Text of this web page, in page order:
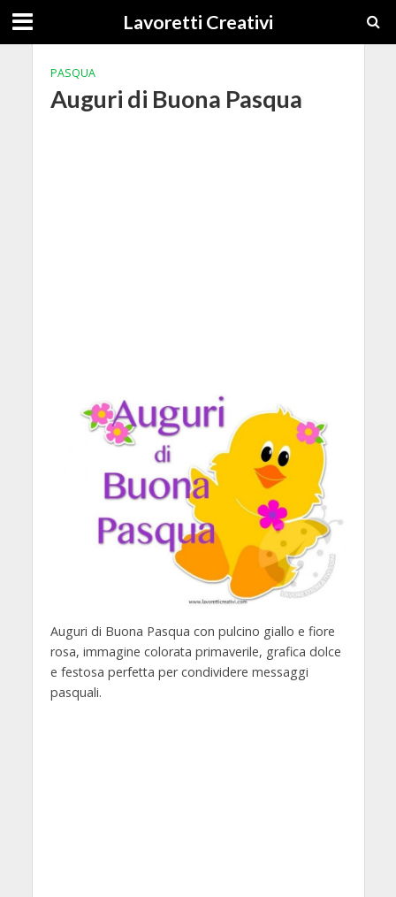
Lavoretti Creativi
PASQUA
Auguri di Buona Pasqua
Auguri di Buona Pasqua con pulcino giallo e fiore
rosa, immagine colorata primaverile, grafica dolce
e festosa perfetta per condividere messaggi
pasquali.